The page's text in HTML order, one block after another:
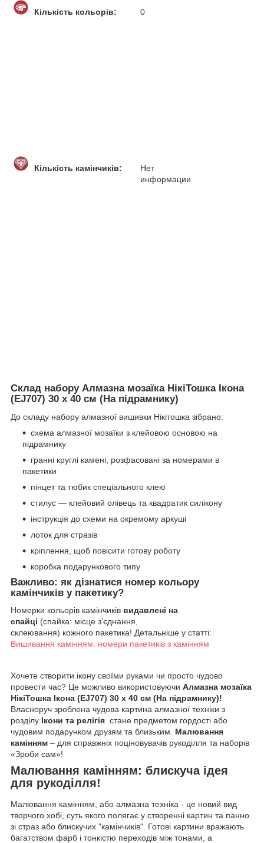
Кількість кольорів: 0
Кількість камінчиків:
Нет
информации
Склад набору Алмазна мозаїка НікіТошка Ікона
(EJ707) 30 х 40 см (На підрамнику)
До складу набору алмазної вишивки Нікітошка зібрано:
схема алмазної мозаїки з клейовою основою на
підрамнику
гранні круглі камені, розфасовані за номерами в
пакетики
пінцет та тюбик спеціального клею
стилус — клейовий олівець та квадратик силікону
інструкція до схеми на окремому аркуші
лоток для стразів
кріплення, щоб повісити готову роботу
коробка подарункового типу
Важливо: як дізнатися номер кольору
камінчиків у пакетику?
Номерки кольорів камінчиків видавлені на
спайці (спайка: місце з'єднання,
склеювання) кожного пакетика! Детальніше у статті:
Вишивання камінням: номери пакетиків з камінням
Хочете створити ікону своїми руками чи просто чудово
провести час? Це можливо використовуючи Алмазна мозаїка
НікіТошка Ікона (EJ707) 30 х 40 см (На підрамнику)!
Власноруч зроблена чудова картина алмазної техніки з
розділу Ікони та релігія стане предметом гордості або
чудовим подарунком друзям та близьким. Малювання
камінням – для справжніх поціновувачів рукоділля та наборів
«Зроби сам»!
Малювання камінням: блискуча ідея
для рукоділля!
Малювання камінням, або алмазна техніка - це новий вид
творчого хобі, суть якого полягає у створенні картин та панно
зі страз або блискучих "камінчиків". Готові картини вражають
багатством фарб і тонкістю переходів між тонами, а